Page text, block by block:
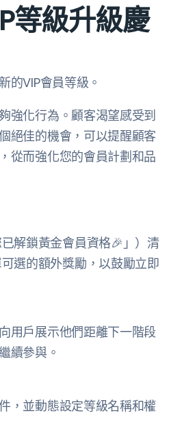
等級升級慶
的VIP會員等級。
強化行為。顧客渴望感受到
絕佳的機會，可以提醒顧客
從而強化您的會員計劃和品
解鎖黃金會員資格🎉」）清
選的額外獎勵，以鼓勵立即
用戶展示他們距離下一階段
續參與。
，並動態設定等級名稱和權